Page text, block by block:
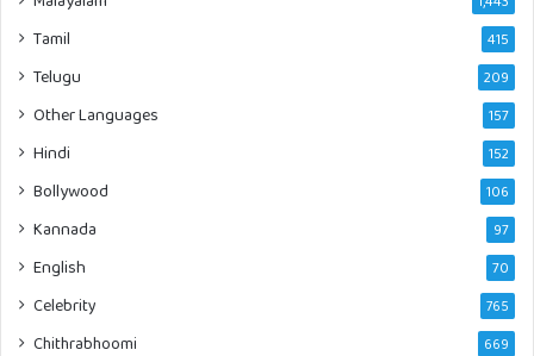
Tamil 415
Telugu 209
Other Languages 157
Hindi 152
Bollywood 106
Kannada 97
English 70
Celebrity 765
Chithrabhoomi 669